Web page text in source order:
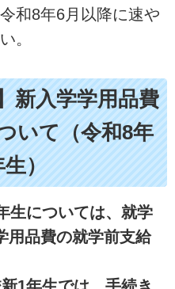
和8年6月以降に速や
。
新入学学用品費
いて（令和8年
）
生については、就学
用品費の就学前支給